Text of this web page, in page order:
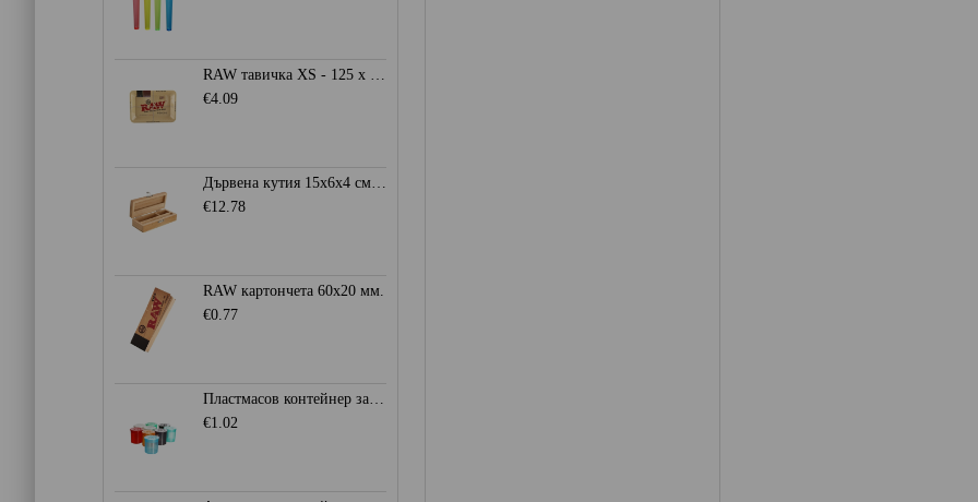
RAW тавичка XS - 125 x 180мм.
€4.09
Дървена кутия 15x6x4 см. - Stoner Box
€12.78
RAW картончета 60x20 мм.
€0.77
Пластмасов контейнер за съхранение Ø28мм. - Heisenberg
€1.02